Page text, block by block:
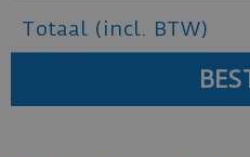
Totaal (incl. BTW)